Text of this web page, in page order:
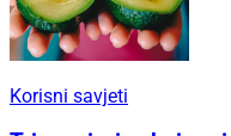
Korisni savjeti